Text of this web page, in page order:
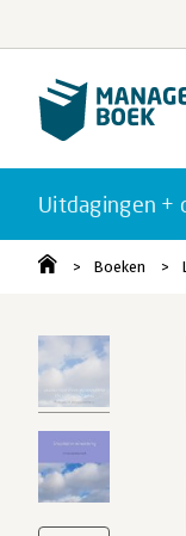
Uitdagingen +
Boeken